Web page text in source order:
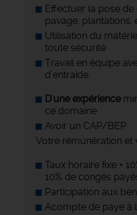
Effectuer la pose
pavage, plantations,
Utilisation du
toute sécurité
Travail en équipe
d’entraide
D'une expérience
ce domaine
Avoir un CAP/BEP
Votre rémunération et
Taux horaire fixe +
10% de congés
Participation aux
Acompte de paye à